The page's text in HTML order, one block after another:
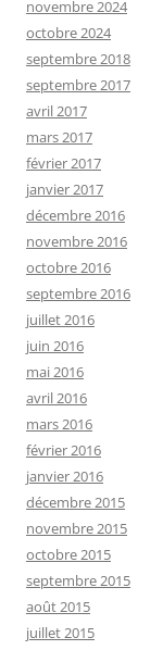
novembre 2024
octobre 2024
septembre 2018
septembre 2017
avril 2017
mars 2017
février 2017
janvier 2017
décembre 2016
novembre 2016
octobre 2016
septembre 2016
juillet 2016
juin 2016
mai 2016
avril 2016
mars 2016
février 2016
janvier 2016
décembre 2015
novembre 2015
octobre 2015
septembre 2015
août 2015
juillet 2015